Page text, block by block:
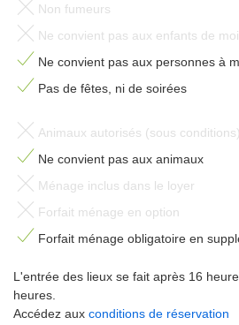
Non fumeurs
Ne convient pas aux enfants de
Ne convient pas aux personnes à
Pas de fêtes, ni de soirées
Animaux autorisés (sous conditions)
Ne convient pas aux animaux
Ménage inclus dans le loyer
Forfait ménage en option
Forfait ménage obligatoire en
L'entrée des lieux se fait après 16
heures.
Accédez aux conditions de réservation